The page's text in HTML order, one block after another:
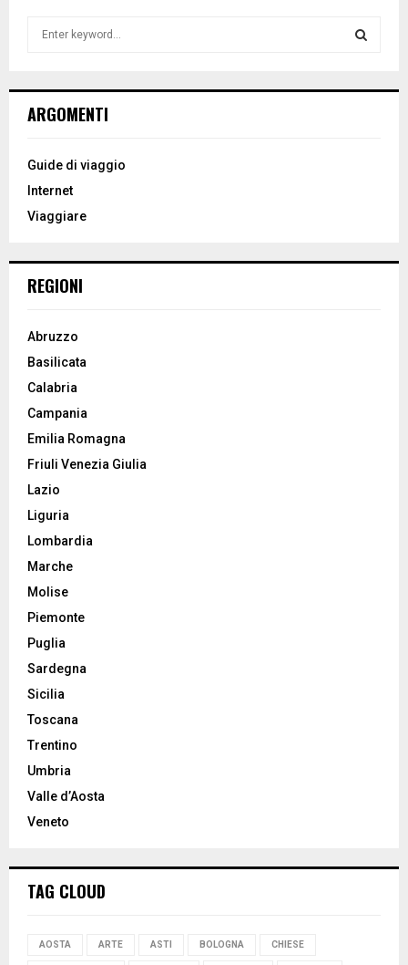
h
o
:
ARGOMENTI
Guide di viaggio
Internet
Viaggiare
REGIONI
Abruzzo
Basilicata
Calabria
Campania
Emilia Romagna
Friuli Venezia Giulia
Lazio
Liguria
Lombardia
Marche
Molise
Piemonte
Puglia
Sardegna
Sicilia
Toscana
Trentino
Umbria
Valle d’Aosta
Veneto
TAG CLOUD
AOSTA ARTE ASTI BOLOGNA CHIESE